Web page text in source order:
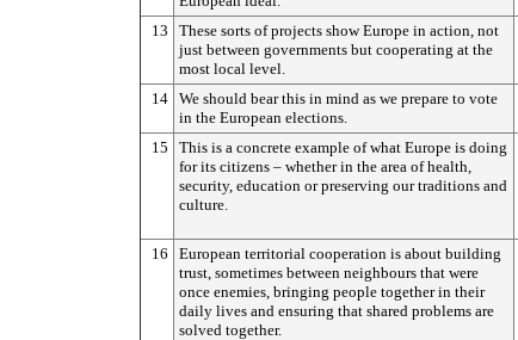
13
These sorts of projects show Europe in action, not
just between governments but cooperating at the
most local level.
14 We should bear this in mind as we prepare to vote
in the European elections.
15
This is a concrete example of what Europe is doing
for its citizens – whether in the area of health,
security, education or preserving our traditions and
culture.
16
European territorial cooperation is about building
trust, sometimes between neighbours that were
once enemies, bringing people together in their
daily lives and ensuring that shared problems are
solved together.